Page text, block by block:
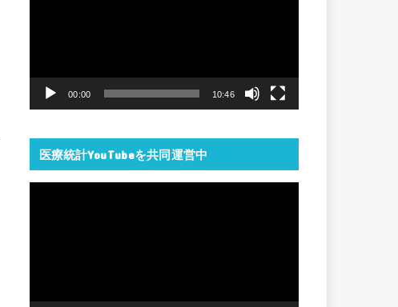
ヤ
00:00 10:46
医療統計YouTubeを共同運営中
ヤ